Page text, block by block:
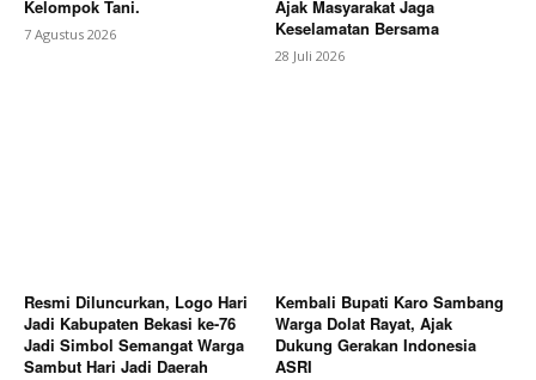
Magazine PRO
SUBSCRIBE NOW
Kelompok Tani.
7 Agustus 2026
Ajak Masyarakat Jaga
Keselamatan Bersama
28 Juli 2026
Resmi Diluncurkan, Logo Hari
Jadi Kabupaten Bekasi ke-76
Jadi Simbol Semangat Warga
Sambut Hari Jadi Daerah
Kembali Bupati Karo Sambang
Warga Dolat Rayat, Ajak
Dukung Gerakan Indonesia
ASRI